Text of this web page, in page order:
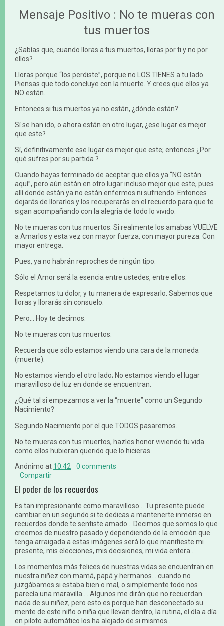
Mensaje Positivo : No te mueras con
tus muertos
¿Sabías que, cuando lloras a tus muertos, lloras por ti y no por
ellos?
Lloras porque “los perdiste”, porque no LOS TIENES a tu lado.
Piensas que todo concluye con la muerte. Y crees que ellos ya
NO están.
Entonces si tus muertos ya no están, ¿dónde están?
Sí se han ido, o ahora están en otro lugar, ¿ese lugar es mejor
que este?
Sí, definitivamente ese lugar es mejor que este; entonces ¿Por
qué sufres por su partida ?
Cuando hayas terminado de aceptar que ellos ya “NO están
aquí”, pero aún están en otro lugar incluso mejor que este, pues
allí donde están ya no están enfermos ni sufriendo. Entonces
dejarás de llorarlos y los recuperarás en el recuerdo para que te
sigan acompañando con la alegría de todo lo vivido.
No te mueras con tus muertos. Si realmente los amabas VUELVE
a Amarlos y esta vez con mayor fuerza, con mayor pureza. Con
mayor entrega.
Pues, ya no habrán reproches de ningún tipo.
Sólo el Amor será la esencia entre ustedes, entre ellos.
Respetamos tu dolor, y tu manera de expresarlo. Sabemos que
lloras y llorarás sin consuelo.
Pero... Hoy te decimos:
No te mueras con tus muertos.
Recuerda que sólo estamos viendo una cara de la moneda
(muerte).
No estamos viendo el otro lado; No estamos viendo el lugar
maravilloso de luz en donde se encuentran.
¿Qué tal si empezamos a ver la “muerte” como un Segundo
Nacimiento?
Segundo Nacimiento por el que TODOS pasaremos.
No te mueras con tus muertos, hazles honor viviendo tu vida
como ellos hubieran querido que lo hicieras.
Anónimo at 10:42
0 comments
Compartir
El poder de los recuerdos
Es tan impresionante como maravilloso... Tu presente puede
cambiar en un segundo si te dedicas a mantenerte inmerso en
recuerdos donde te sentiste amado... Decimos que somos lo que
creemos de nuestro pasado y dependiendo de la emoción que
tenga arraigada a estas imágenes será lo que manifieste mi
presente, mis elecciones, mis decisiones, mi vida entera...
Los momentos más felices de nuestras vidas se encuentran en
nuestra niñez con mamá, papá y hermanos... cuando no
juzgábamos si estaba bien o mal, o simplemente todo nos
parecía una maravilla ... Algunos me dirán que no recuerdan
nada de su niñez, pero esto es porque han desconectado su
mente de este niño o niña que llevan dentro, la rutina, el día a día
en piloto automático los ha alejado de si mismos...